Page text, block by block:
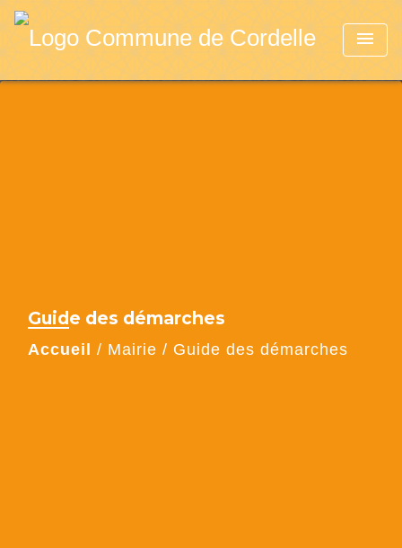
menu
Guide des démarches
Accueil / Mairie / Guide des démarches